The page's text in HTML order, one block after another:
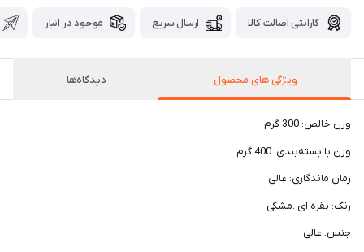
گارانتی اصالت کالا ارسال سریع موجود در انبار
ویژگی های محصول دیدگاه‌ها
وزن خالص: 300 گرم
وزن با بسته‌بندی: 400 گرم
زمان ماندگاری: عالی
رنگ: نقره ای .مشکی
جنس: عالی